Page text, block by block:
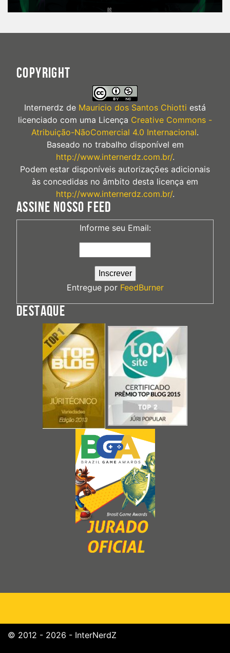
COPYRIGHT
Internerdz de Mauricio dos Santos Chiotti está
licenciado com uma Licença Creative Commons -
Atribuição-NãoComercial 4.0 Internacional.
Baseado no trabalho disponível em
http://www.internerdz.com.br/.
Podem estar disponíveis autorizações adicionais
às concedidas no âmbito desta licença em
http://www.internerdz.com.br/.
ASSINE NOSSO FEED
Informe seu Email:
Entregue por FeedBurner
DESTAQUE
© 2012 - 2026 - InterNerdZ